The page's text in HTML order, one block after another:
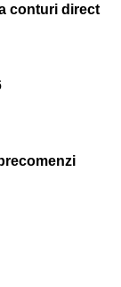
conturi direct